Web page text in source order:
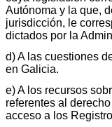
Autónoma y la que,
jurisdicción, le
dictados por la
d) A las cuestiones
en Galicia.
e) A los recursos
referentes al
acceso a los